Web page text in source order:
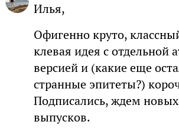
Илья,
Офигенно круто,
клевая идея с отдельной
версией и (какие еще
странные эпитеты?)
Подписались, ждем новых
выпусков.